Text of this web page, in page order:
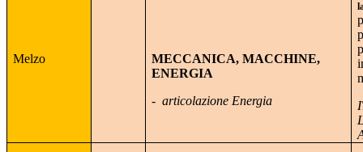
Melzo
MECCANICA, MACCHINE,
ENERGIA
- articolazione Energia